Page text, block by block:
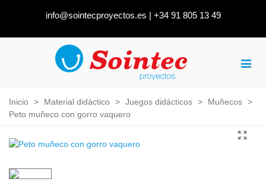
info@sointecproyectos.es | +34 91 805 13 49
Inicio > Material didáctico > Juegos didácticos > Muñecos >
Peto muñeco con gorro vaquero